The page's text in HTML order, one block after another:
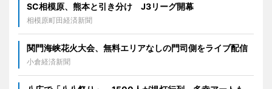
SC相模原、熊本と引き分け J3リーグ開幕
相模原町田経済新聞
関門海峡花火大会、無料エリアなしの門司側をライブ配信
小倉経済新聞